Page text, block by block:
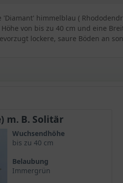
'Diamant' himmelblau (
Höhe von bis zu 40 cm und eine
lockere, saure Böden an
eine durchschnittliche Höhe
und
m. B. Solitär
Wuchsendhöhe
bis zu 40 cm
Belaubung
Immergrün